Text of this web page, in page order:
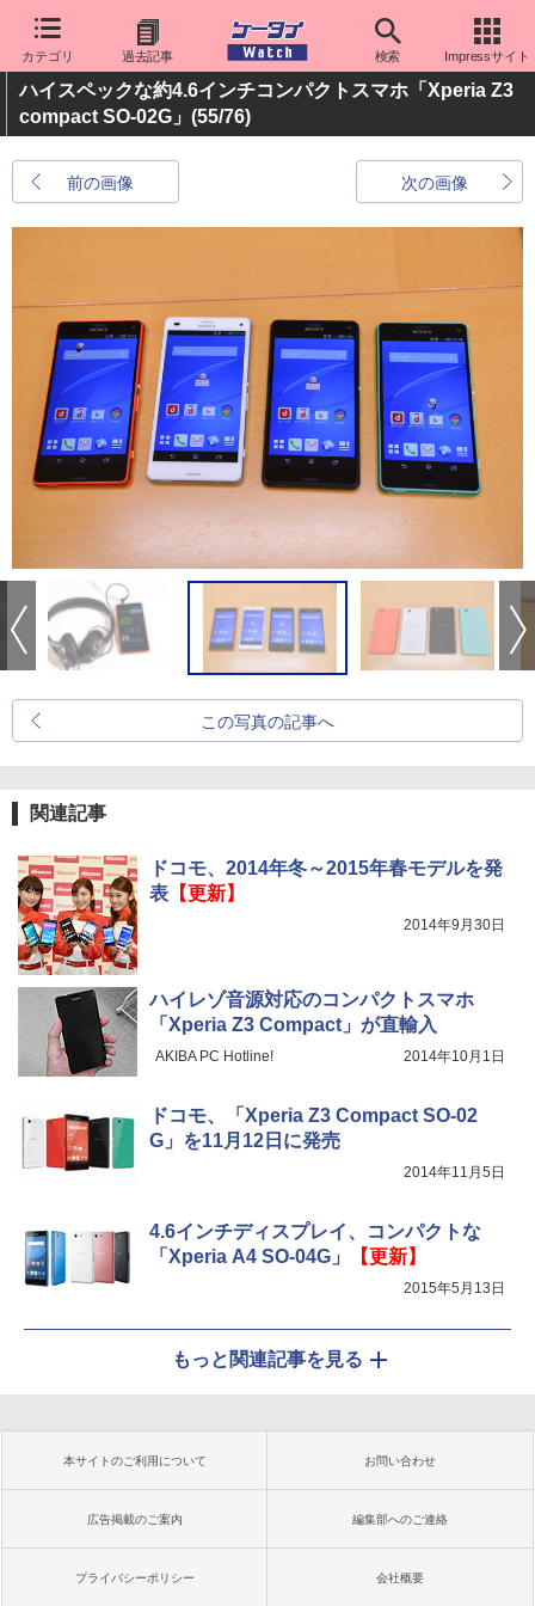
カテゴリ 過去記事 検索 Impressサイト
ハイスペックな約4.6インチコンパクトスマホ「Xperia Z3
compact SO-02G」 (55/76)
前の画像 次の画像
この写真の記事へ
関連記事
ドコモ、2014年冬～2015年春モデルを発
表【更新】
2014年9月30日
ハイレゾ音源対応のコンパクトスマホ
「Xperia Z3 Compact」が直輸入
AKIBA PC Hotline! 2014年10月1日
ドコモ、「Xperia Z3 Compact SO-02
G」を11月12日に発売
2014年11月5日
4.6インチディスプレイ、コンパクトな
「Xperia A4 SO-04G」
【更新】
2015年5月13日
もっと関連記事を見る
本サイトのご利用について お問い合わせ
広告掲載のご案内 編集部へのご連絡
プライバシーポリシー 会社概要